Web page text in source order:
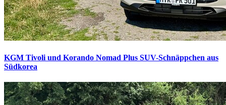
KGM Tivoli und Korando Nomad Plus SUV-Schnäppchen aus
Südkorea